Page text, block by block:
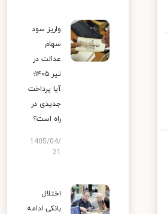
واریز سود
سهام
عدالت در
تیر ۱۴۰۵؛
آیا پرداخت
جدیدی در
راه است؟
1405/04/
اختلال
بانکی ادامه